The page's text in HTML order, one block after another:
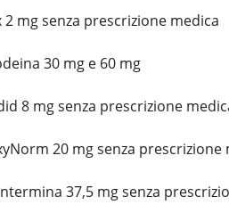
mg senza prescrizione medica
30 mg e 60 mg
8 mg senza prescrizione
20 mg senza prescrizione
37,5 mg senza